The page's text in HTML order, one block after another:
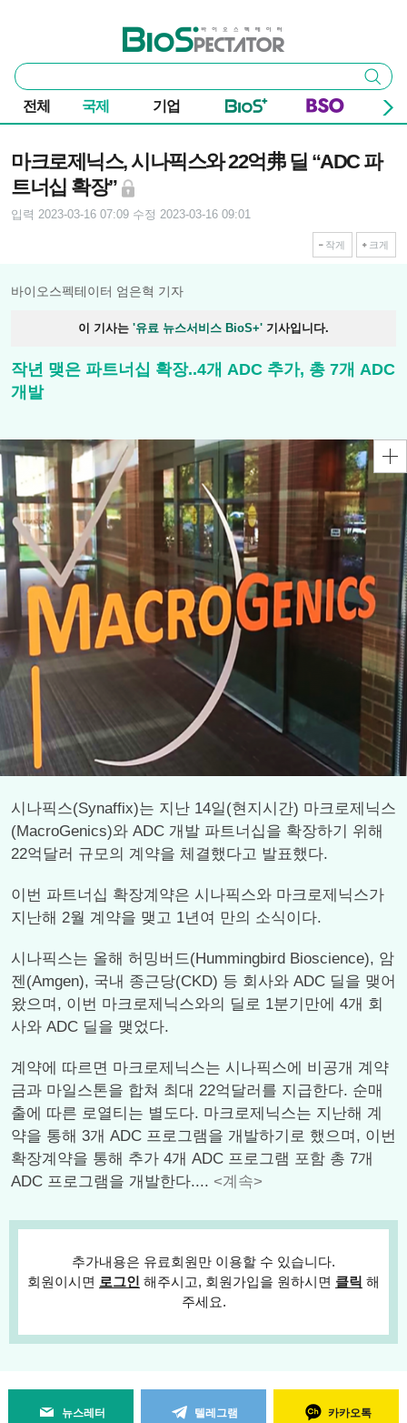
바이오스펙테이터
통
합
검
색
검색
전체 국제 기업
마크로제닉스, 시나픽스와 22억弗 딜 “ADC 파
트너십 확장”
입력 2023-03-16 07:09 수정 2023-03-16 09:01
작게 크게
바이오스펙테이터 엄은혁 기자
이 기사는 '유료 뉴스서비스 BioS+' 기사입니다.
작년 맺은 파트너십 확장..4개 ADC 추가, 총 7개 ADC
개발
시나픽스(Synaffix)는 지난 14일(현지시간) 마크로제닉스
(MacroGenics)와 ADC 개발 파트너십을 확장하기 위해
22억달러 규모의 계약을 체결했다고 발표했다.
이번 파트너십 확장계약은 시나픽스와 마크로제닉스가
지난해 2월 계약을 맺고 1년여 만의 소식이다.
시나픽스는 올해 허밍버드(Hummingbird Bioscience), 암
젠(Amgen), 국내 종근당(CKD) 등 회사와 ADC 딜을 맺어
왔으며, 이번 마크로제닉스와의 딜로 1분기만에 4개 회
사와 ADC 딜을 맺었다.
계약에 따르면 마크로제닉스는 시나픽스에 비공개 계약
금과 마일스톤을 합쳐 최대 22억달러를 지급한다. 순매
출에 따른 로열티는 별도다. 마크로제닉스는 지난해 계
약을 통해 3개 ADC 프로그램을 개발하기로 했으며, 이번
확장계약을 통해 추가 4개 ADC 프로그램 포함 총 7개
ADC 프로그램을 개발한다.... <계속>
추가내용은 유료회원만 이용할 수 있습니다.
회원이시면 로그인 해주시고, 회원가입을 원하시면 클릭 해
주세요.
뉴스레터 텔레그램 카카오톡